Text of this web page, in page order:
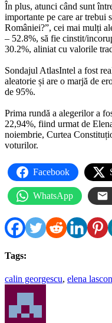
În plus, atunci când sunt
importante pe care ar trebui
României?”, cei mai mulți
– 52.8%, să fie cinstit/
30.2%, aliniat cu valorile
Sondajul AtlasIntel a fost
aleatorie și are o marjă de
de 95%.
Prima rundă a alegerilor a
22,94%, fiind urmat de
noiembrie, Curtea
voturilor.
Facebook
WhatsApp
Tags:
calin georgescu, elena